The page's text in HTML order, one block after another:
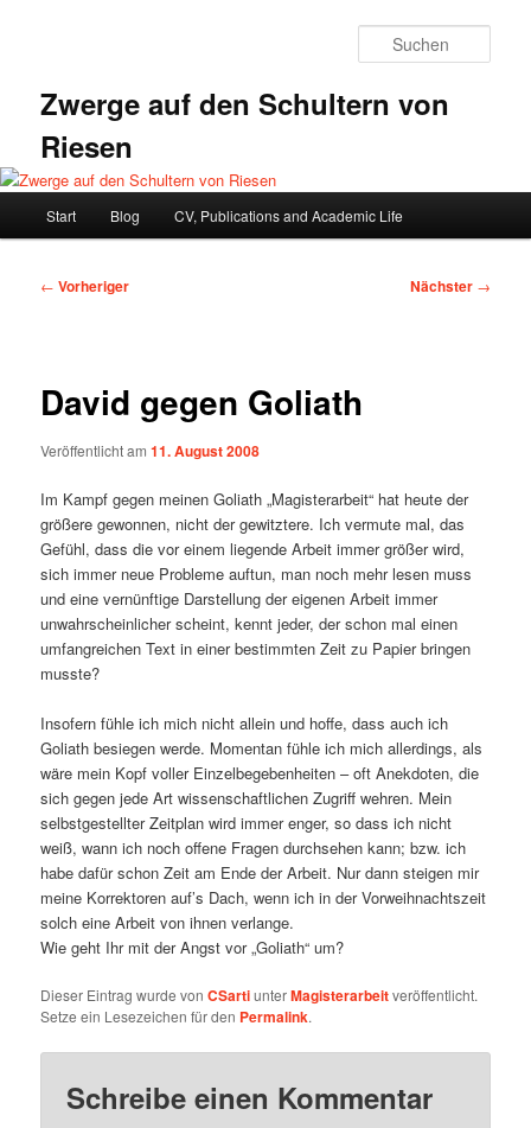
Zwerge auf den Schultern von
Riesen
Start Blog CV, Publications and Academic Life
Beitragsnavigation
← Vorheriger Nächster →
David gegen Goliath
Veröffentlicht am11. August 2008
Im Kampf gegen meinen Goliath „Magisterarbeit“ hat heute der
größere gewonnen, nicht der gewitztere. Ich vermute mal, das
Gefühl, dass die vor einem liegende Arbeit immer größer wird,
sich immer neue Probleme auftun, man noch mehr lesen muss
und eine vernünftige Darstellung der eigenen Arbeit immer
unwahrscheinlicher scheint, kennt jeder, der schon mal einen
umfangreichen Text in einer bestimmten Zeit zu Papier bringen
musste?
Insofern fühle ich mich nicht allein und hoffe, dass auch ich
Goliath besiegen werde. Momentan fühle ich mich allerdings, als
wäre mein Kopf voller Einzelbegebenheiten – oft Anekdoten, die
sich gegen jede Art wissenschaftlichen Zugriff wehren. Mein
selbstgestellter Zeitplan wird immer enger, so dass ich nicht
weiß, wann ich noch offene Fragen durchsehen kann; bzw. ich
habe dafür schon Zeit am Ende der Arbeit. Nur dann steigen mir
meine Korrektoren auf’s Dach, wenn ich in der Vorweihnachtszeit
solch eine Arbeit von ihnen verlange.
Wie geht Ihr mit der Angst vor „Goliath“ um?
Dieser Eintrag wurde vonCSartiunterMagisterarbeitveröffentlicht.
Setze ein Lesezeichen für den Permalink.
Schreibe einen Kommentar